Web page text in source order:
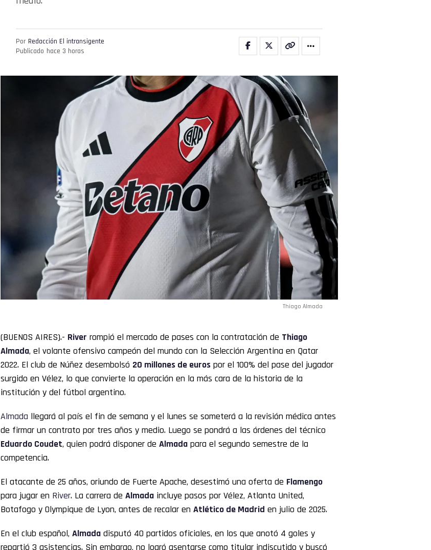
Por Redacción El intransigente
Publicado hace 3 horas
Thiago Almada
(BUENOS AIRES).- River rompió el mercado de pases con la contratación de Thiago
Almada, el volante ofensivo campeón del mundo con la Selección Argentina en Qatar
2022. El club de Núñez desembolsó 20 millones de euros por el 100% del pase del jugador
surgido en Vélez, lo que convierte la operación en la más cara de la historia de la
institución y del fútbol argentino.
Almada llegará al país el fin de semana y el lunes se someterá a la revisión médica antes
de firmar un contrato por tres años y medio. Luego se pondrá a las órdenes del técnico
Eduardo Coudet, quien podrá disponer de Almada para el segundo semestre de la
competencia.
El atacante de 25 años, oriundo de Fuerte Apache, desestimó una oferta de Flamengo
para jugar en River. La carrera de Almada incluye pasos por Vélez, Atlanta United,
Botafogo y Olympique de Lyon, antes de recalar en Atlético de Madrid en julio de 2025.
En el club español, Almada disputó 40 partidos oficiales, en los que anotó 4 goles y
repartió 3 asistencias. Sin embargo, no logró asentarse como titular indiscutido y buscó